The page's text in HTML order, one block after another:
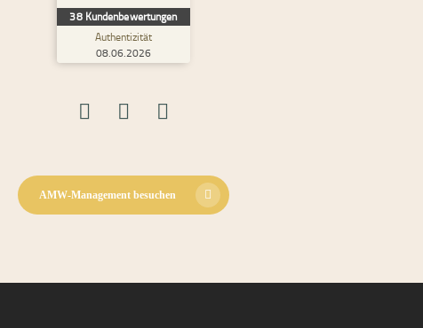
38 Kundenbewertungen
Authentizität
08.06.2026
Bewertungen auf
ProvenExpert.com
Bewertungen von
anderen Quellen
Blick aufs ProvenExpert-Profil werfen
AMW-Management besuchen